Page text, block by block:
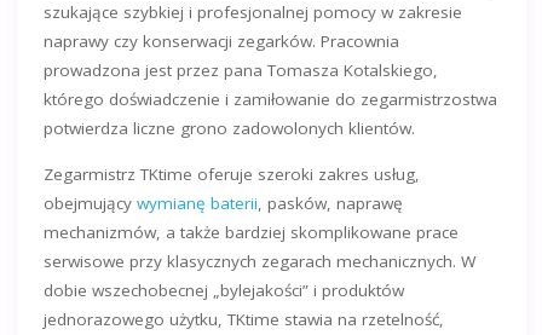
szukające szybkiej i profesjonalnej pomocy w zakresie
naprawy czy konserwacji zegarków. Pracownia
prowadzona jest przez pana Tomasza Kotalskiego,
którego doświadczenie i zamiłowanie do zegarmistrzostwa
potwierdza liczne grono zadowolonych klientów.
Zegarmistrz TKtime oferuje szeroki zakres usług,
obejmujący wymianę baterii, pasków, naprawę
mechanizmów, a także bardziej skomplikowane prace
serwisowe przy klasycznych zegarach mechanicznych. W
dobie wszechobecnej „bylejakości” i produktów
jednorazowego użytku, TKtime stawia na rzetelność,